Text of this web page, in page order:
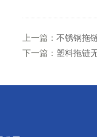
上一篇： 不锈钢拖
下一篇： 塑料拖链